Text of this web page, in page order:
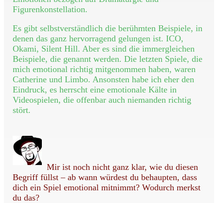
Figurenkonstellation.
Es gibt selbstverständlich die berühmten Beispiele, in
denen das ganz hervorragend gelungen ist. ICO,
Okami, Silent Hill. Aber es sind die immergleichen
Beispiele, die genannt werden. Die letzten Spiele, die
mich emotional richtig mitgenommen haben, waren
Catherine und Limbo. Ansonsten habe ich eher den
Eindruck, es herrscht eine emotionale Kälte in
Videospielen, die offenbar auch niemanden richtig
stört.
Mir ist noch nicht ganz klar, wie du diesen
Begriff füllst – ab wann würdest du behaupten, dass
dich ein Spiel emotional mitnimmt? Wodurch merkst
du das?